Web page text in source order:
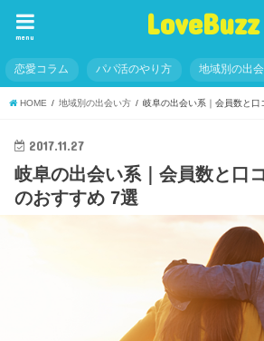
LoveBuzz
menu
恋愛コラム パパ活のやり方 地域別の出
HOME 地域別の出会い方 岐阜の出会い系｜会員数と
2017.11.27
岐阜の出会い系｜会員数と口
のおすすめ 7選